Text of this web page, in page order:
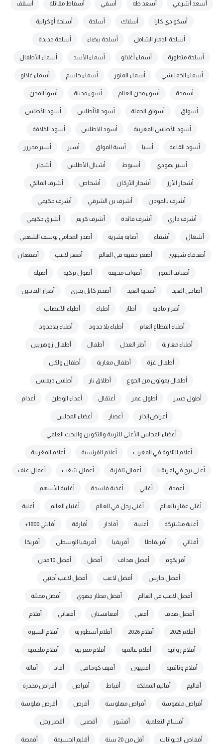
أسعد أشرعي أسعد طه أسفي أسقاط مقاتلة أسقف
أسكو دي كارا أسلاك أسلحة أسلحة أوكرانية
أسلحة الدمار الشامل أسلحة بيضاء أسلحة جديدة
أسلحة متطورة أسماء أغلالو أسماء الأسد أسماء الأطفال
أسماء الخمليشي أسماء المنور أسماء جاسم أسماء غلالو
أسمدة أسوء مدن العالم أسوء مدينة أسوأ المدن
أسواق أسواق الجملة أسود الأأطلس أسود الأطلس
أسود الأطلس المغربية أسود الاطلس أسود الخلافة
أسود القاعة أسيا أسية المواق أسير أسير محررر
أسير يهودي أسيوط أشبال الأطلس أشجار
أشجار الأرز أشجار الأركان أشخاص أشرف المالكي
أشرف بالمودن أشرف بن الشرقي أشرف حكيمي
أشرف داري أشرف فائدة أشرف كريم أشرق حكيمي
أشغال أشقاء أصابة بشرية أصدر المحامي يوسف الشهبي
أصدقاء شينوي أصغر حقيبة في العالم أصغر لاعب أصفهان
أصناف التمور أصوات مخيفة أصول تركية أصيلة
أضاحي العيد أضحية العيد أضخم كابل بحري أضرار التدخين
أضرار مادية أطار أطباء أطباء الأعصاب
أطباء القطاع العام أطباء بلا حدود أطباء بلاحدود
أطباء مغاربة أطر العدل أطفال أطفال زوهريين
أطفال غزة أطفال مغاربة أطفال ولكن
أطفال يموتون من الجوع أطلاق نار أطلس ديفنس
أطول جسر أطول عمر أعتقال أعداء الوطن أعدام
أعراض إنذار أعصار أعضاء المجلس
أعضاء المجلس الأعلى للتربية والتكوين والبحث العلمي
أعلام التلاوة في المغرب أعلام الفرنسية أعلام المغربية
أعلى برج في إفريقيا أعمال تلفزية أعمال شغب أعمال عنف
أعمدة أغاني أغذية فاسدة أغلبية الأسهم
أغلى عقار بالعالم أغنى رجل في العالم أغنياء العالم أغنية
أغنية مشتركة أغنيىة أفاذار أفارقة أفانتي 1800+
أفتاتي أفريفاطا أفريقيا أفريقيا الوسطى أفريكا
أفريكوم أفصل هداف أفضل أفضل 10 مدن
أفضل حارس أفضل لاعب أفضل لاعب أجنبي
أفضل لاعب في العالم أفضل مطار جهوي أفضل ممثلة
أفضل هدف أفعى أفغانستان أفغاني أفلام
أفلام 2025 أفلام 2026 أفلام أسطورية أفلام السيرة
أفلام روائية أفلام عالمية أفلام مغربية أفلام ملحمية
أفلام وثائقية أفنييون أفيف كوخافي أقاذ أقالة
أقاليم أقاليم المملكة أقباط أقراص أقراص مخدرة
أقراص ملهوسة أقراص مهلوسة أقرص أقرص هلوسة
أقسام التعلمية أقشور أقصبي أقصر رجل
أقفاص الحيوانات أقل من 20 سنة أقليم الحسيمة أقمصة